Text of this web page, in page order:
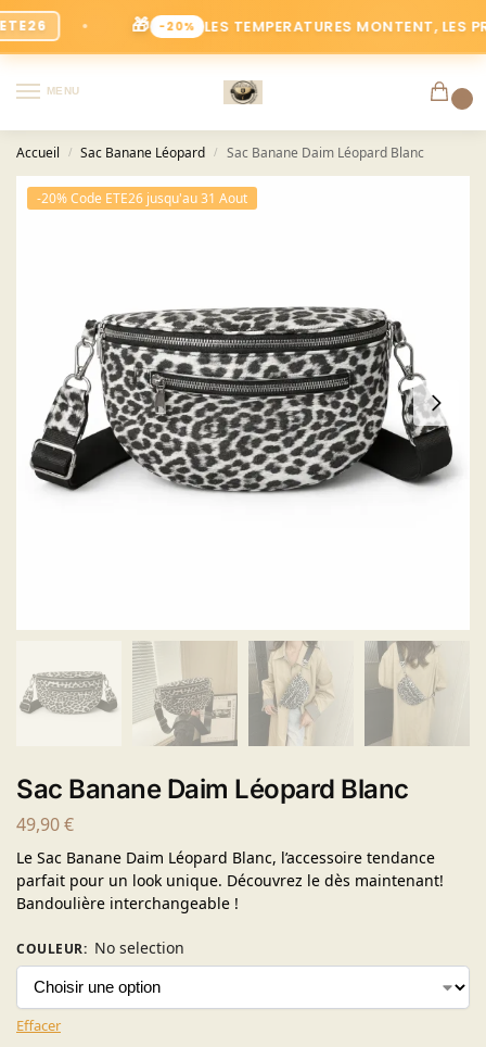
-20% LES TEMPERATURES MONTENT, LES PRIX
MENU
Accueil / Sac Banane Léopard / Sac Banane Daim Léopard Blanc
-20% Code ETE26 jusqu'au 31 Aout
Sac Banane Daim Léopard Blanc
49,90€
Le Sac Banane Daim Léopard Blanc, l’accessoire tendance
parfait pour un look unique. Découvrez le dès maintenant!
Bandoulière interchangeable !
COULEUR: No selection
Effacer